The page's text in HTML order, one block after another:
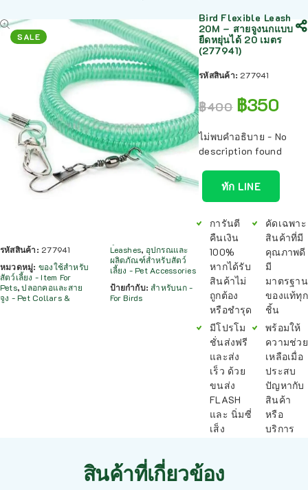
SALE
รหัสสินค้า: 277941
หมวดหมู่: ของใช้สำหรับ
สัตว์เลี้ยง - Item For
Pets,ปลอกคอและสาย
จูง - Pet Collars &
Leashes, อุปกรณและ
ผลิตภัณฑ์สำหรับสัตว์
เลี้ยง - Pet Accessories
ป้ายกำกับ:สำหรับนก -
For Birds
Bird Flexible Leash
20M – สายจูงนกแบบ
ยืดหยุ่นได้ 20 เมตร
(277941)
รหัสสินค้า: 277941
฿400 ฿350
ไม่พบคำอธิบาย - No
description found
ทัก LINE
การันตี
คืนเงิน
100%
หากได้รับ
สินค้าไม่
ถูกต้อง
หรือชำรุด
มีโปรโม
ชั่นส่งฟรี
และส่ง
เร็ว ด้วย
ขนส่ง
FLASH
และ นิ่มซี่
เส็ง
คัดเฉพาะ
สินค้าที่มี
คุณภาพดี
มี
มาตรฐาน
ของแท้ทุก
ชิ้น
พร้อมให้
ความช่วย
เหลือเมื่อ
ประสบ
ปัญหากับ
สินค้า
หรือ
บริการ
สินค้าที่เกี่ยวข้อง